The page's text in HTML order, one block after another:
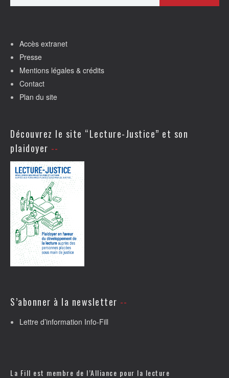
Accès extranet
Presse
Mentions légales & crédits
Contact
Plan du site
Découvrez le site “Lecture-Justice” et son
plaidoyer
S’abonner à la newsletter
Lettre d’information Info-Fill
La Fill est membre de l’Alliance pour la lecture